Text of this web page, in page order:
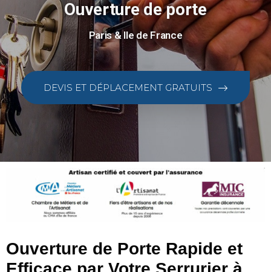
Ouverture de porte
Paris & Ile de France
DEVIS ET DÉPLACEMENT GRATUITS
Ouverture de Porte Rapide et